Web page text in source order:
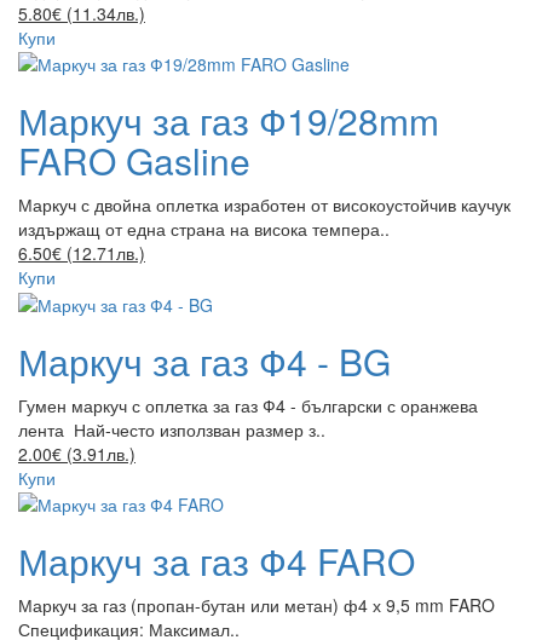
5.80€ (11.34лв.)
Купи
Маркуч за газ Ф19/28mm
FARO Gasline
Маркуч с двойна оплетка изработен от високоустойчив каучук
издържащ от една страна на висока темпера..
6.50€ (12.71лв.)
Купи
Маркуч за газ Ф4 - BG
Гумен маркуч с оплетка за газ Ф4 - български с оранжева
лента Най-често използван размер з..
2.00€ (3.91лв.)
Купи
Маркуч за газ Ф4 FARO
Маркуч за газ (пропан-бутан или метан) ф4 х 9,5 mm FARO
Спецификация: Максимал..